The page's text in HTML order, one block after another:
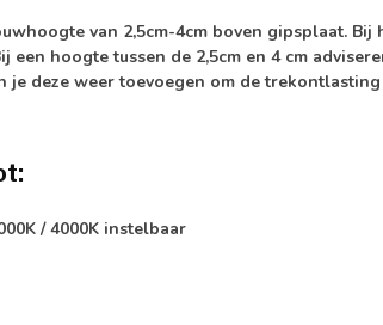
van 2,5cm-4cm boven gipsplaat. Bij
een hoogte tussen de 2,5cm en 4 cm
je deze weer toevoegen om de trekontlasting
/ 4000K instelbaar